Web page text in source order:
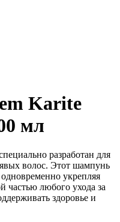
Karite
мл
разработан для
волос. Этот шампунь
укрепляя
частью любого ухода за
здоровье и